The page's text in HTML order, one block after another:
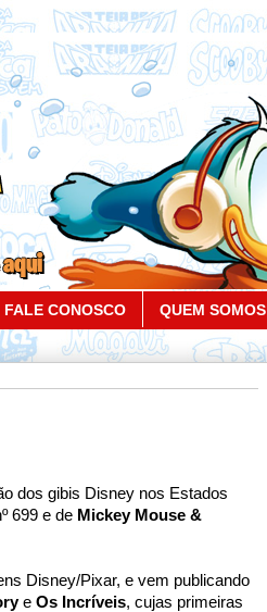
FALE CONOSCO QUEM SOMOS
dos gibis Disney nos Estados
699 e de Mickey Mouse &
Disney/Pixar, e vem publicando
e Os Incríveis, cujas primeiras